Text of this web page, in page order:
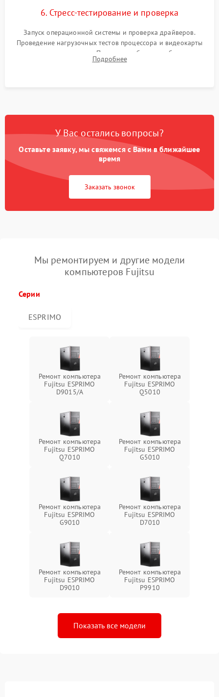
6. Стресс-тестирование и проверка
Запуск операционной системы и проверка драйверов.
Проведение нагрузочных тестов процессора и видеокарты
для контроля температур. Проверка работоспособности всех
USB-портов, аудиовыходов и сетевого подключения.
Подробнее
У Вас остались вопросы?
Оставьте заявку, мы свяжемся с Вами в ближайшее
время
Заказать звонок
Мы ремонтируем и другие модели
компьютеров Fujitsu
Серии
ESPRIMO
Ремонт компьютера
Fujitsu ESPRIMO
D9015/A
Ремонт компьютера
Fujitsu ESPRIMO
Q5010
Ремонт компьютера
Fujitsu ESPRIMO
Q7010
Ремонт компьютера
Fujitsu ESPRIMO
G5010
Ремонт компьютера
Fujitsu ESPRIMO
G9010
Ремонт компьютера
Fujitsu ESPRIMO
D7010
Ремонт компьютера
Fujitsu ESPRIMO
D9010
Ремонт компьютера
Fujitsu ESPRIMO
P9910
Показать все модели